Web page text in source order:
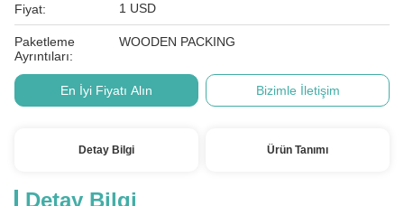
Fiyat: 1 USD
Paketleme
Ayrıntıları:
WOODEN PACKING
En İyi Fiyatı Alın Bizimle İletişim
Detay Bilgi Ürün Tanımı
Detay Bilgi